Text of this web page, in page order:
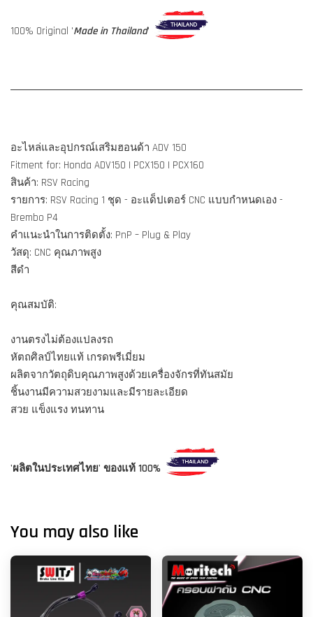
100% Original 'Made in Thailand'
อะไหล่และอุปกรณ์เสริมฮอนด้า ADV 150
Fitment for: Honda ADV150 | PCX150 | PCX160
สินค้า: RSV Racing
รายการ: RSV Racing 1 ชุด - อะแด็ปเตอร์ CNC แบบกำหนดเอง -
Brembo P4
คำแนะนำในการติดตั้ง: PnP – Plug & Play
วัสดุ: CNC คุณภาพสูง
สีดำ
คุณสมบัติ:
งานตรงไม่ต้องแปลงรถ
หัตถศิลป์ไทยแท้ เกรดพรีเมี่ยม
ผลิตจากวัตถุดิบคุณภาพสูงด้วยเครื่องจักรที่ทันสมัย
ชิ้นงานมีความสวยงามและมีรายละเอียด
สวย แข็งแรง ทนทาน
'ผลิตในประเทศไทย' ของแท้ 100%
You may also like